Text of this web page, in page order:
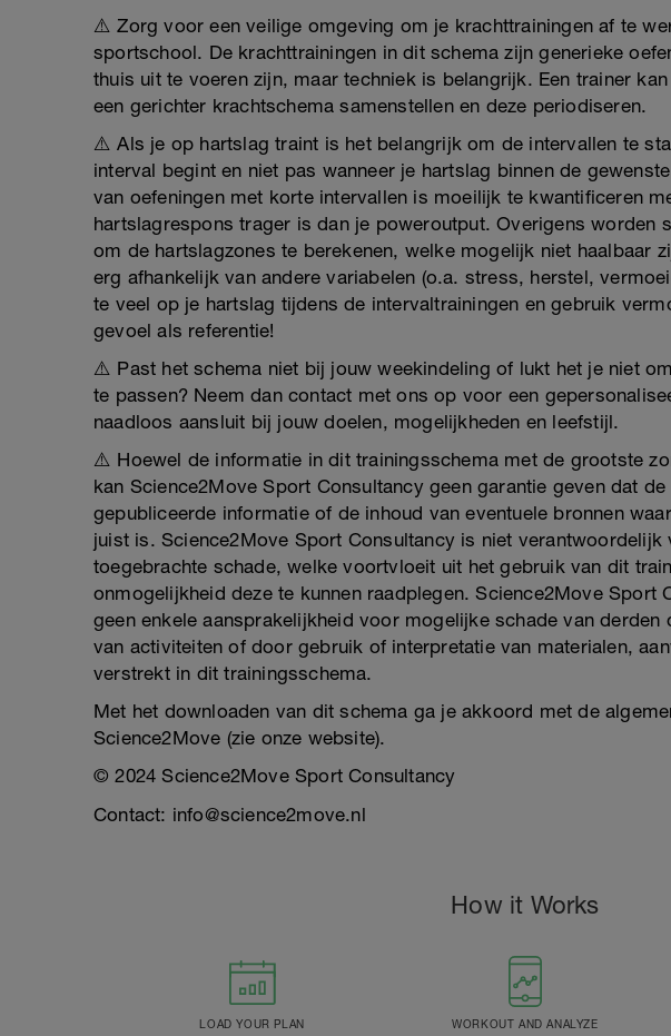
⚠️ Zorg voor een veilige omgeving om je krachttrainingen af te
sportschool. De krachttrainingen in dit schema zijn generieke
thuis uit te voeren zijn, maar techniek is belangrijk. Een trainer
een gerichter krachtschema samenstellen en deze periodiseren.
⚠️ Als je op hartslag traint is het belangrijk om de intervallen te
interval begint en niet pas wanneer je hartslag binnen de
van oefeningen met korte intervallen is moeilijk te kwantificeren
hartslagrespons trager is dan je poweroutput. Overigens worden
om de hartslagzones te berekenen, welke mogelijk niet haalbaar
erg afhankelijk van andere variabelen (o.a. stress, herstel,
te veel op je hartslag tijdens de intervaltrainingen en gebruik
gevoel als referentie!
⚠️ Past het schema niet bij jouw weekindeling of lukt het je niet
te passen? Neem dan contact met ons op voor een
naadloos aansluit bij jouw doelen, mogelijkheden en leefstijl.
⚠️ Hoewel de informatie in dit trainingsschema met de grootste
kan Science2Move Sport Consultancy geen garantie geven dat
gepubliceerde informatie of de inhoud van eventuele bronnen
juist is. Science2Move Sport Consultancy is niet
toegebrachte schade, welke voortvloeit uit het gebruik van dit
onmogelijkheid deze te kunnen raadplegen. Science2Move Sport
geen enkele aansprakelijkheid voor mogelijke schade van
van activiteiten of door gebruik of interpretatie van materialen,
verstrekt in dit trainingsschema.
Met het downloaden van dit schema ga je akkoord met de
Science2Move (zie onze website).
© 2024 Science2Move Sport Consultancy
Contact: info@science2move.nl
How it Works
LOAD YOUR PLAN WORKOUT AND ANALYZE